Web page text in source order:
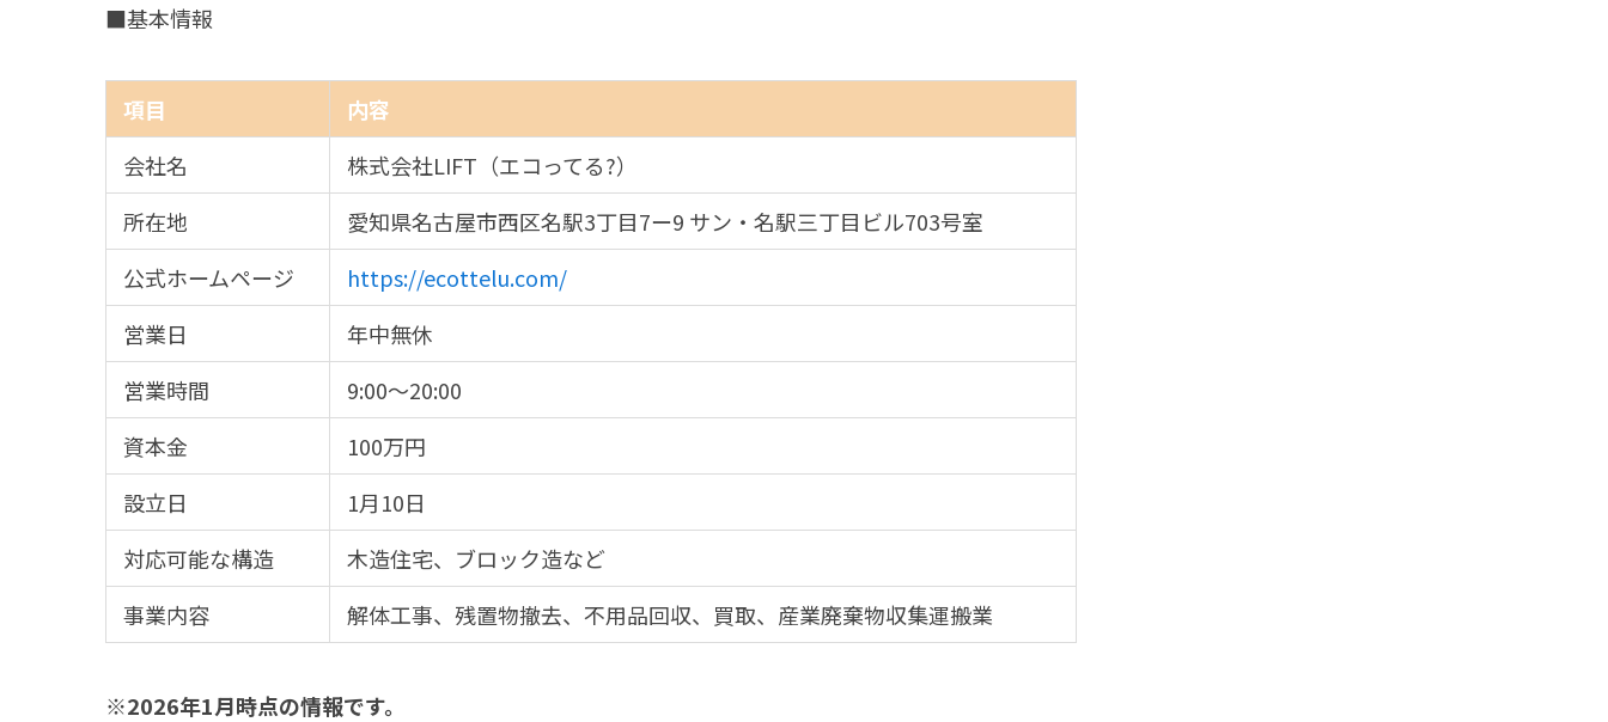
■基本情報
項目
内容
会社名
株式会社LIFT（エコってる?）
所在地
愛知県名古屋市西区名駅3丁目7ー9 サン・名駅三丁目ビル703号室
公式ホームページ
https://ecottelu.com/
営業日
年中無休
営業時間
9:00〜20:00
資本金
100万円
設立日
1月10日
対応可能な構造
木造住宅、ブロック造など
事業内容
解体工事、残置物撤去、不用品回収、買取、産業廃棄物収集運搬業
※2026年1月時点の情報です。